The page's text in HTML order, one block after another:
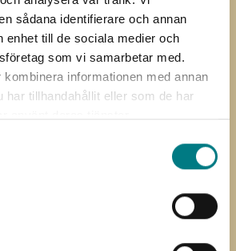
sådana identifierare och annan
enhet till de sociala medier och
som vi samarbetar med.
informationen med annan
har tillhandahållit eller som de har
på vårt nyhetsbrev
fält
Efternamn